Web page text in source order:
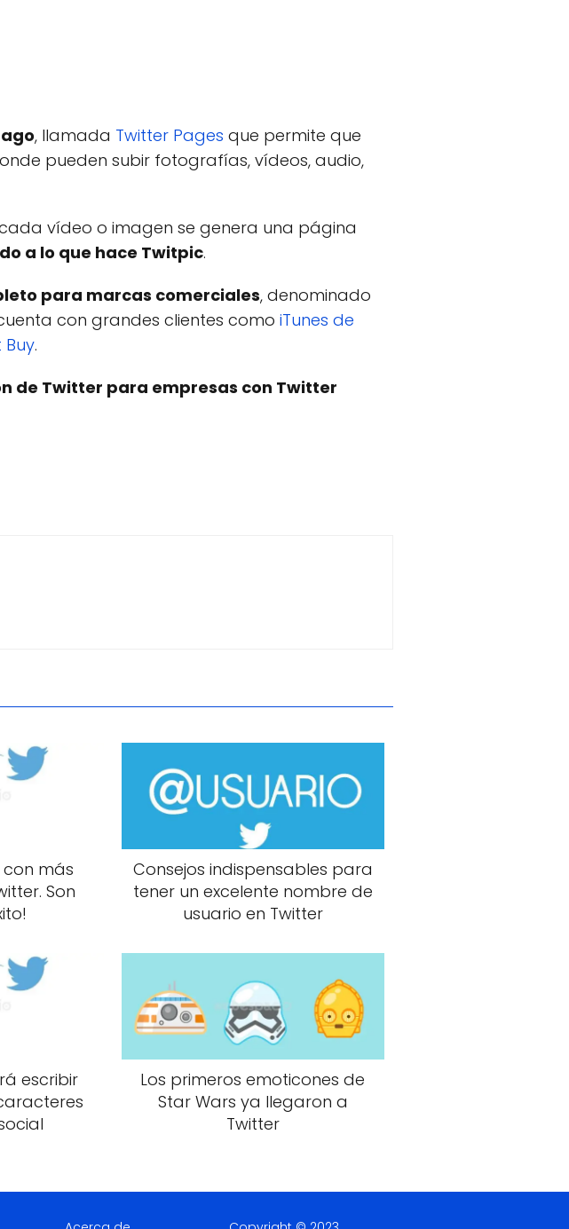
, llamada Twitter Pages que permite que
pueden subir fotografías, vídeos, audio,
vídeo o imagen se genera una página
a lo que hace Twitpic.
para marcas comerciales, denominado
con grandes clientes como iTunes de
Buy.
de Twitter para empresas con Twitter
con más
Son
Consejos indispensables para
tener un excelente nombre de
usuario en Twitter
escribir
Los primeros emoticones de
Star Wars ya llegaron a
Twitter